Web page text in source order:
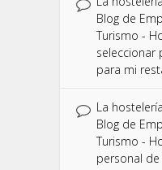
Blog de
Turismo -
seleccionar
para mi
La
Blog de
Turismo -
personal